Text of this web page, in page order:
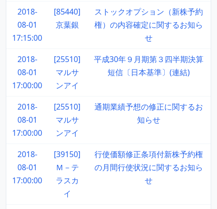
2018-
08-01
17:15:00
[85440]
京葉銀
ストックオプション（新株予約
権）の内容確定に関するお知ら
せ
2018-
08-01
17:00:00
[25510]
マルサ
ンアイ
平成30年９月期第３四半期決算
短信〔日本基準〕(連結)
2018-
08-01
17:00:00
[25510]
マルサ
ンアイ
通期業績予想の修正に関するお
知らせ
2018-
08-01
17:00:00
[39150]
Ｍ－テ
ラスカ
イ
行使価額修正条項付新株予約権
の月間行使状況に関するお知ら
せ